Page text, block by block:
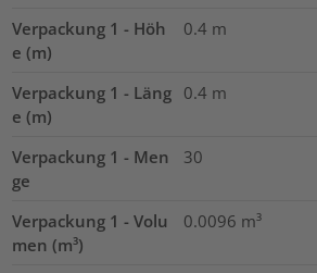
Verpackung 1 - Höh
e (m)
0.4 m
Verpackung 1 - Läng
e (m)
0.4 m
Verpackung 1 - Men
ge
30
Verpackung 1 - Volu
men (m³)
0.0096 m³